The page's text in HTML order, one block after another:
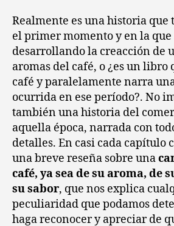
Realmente es una historia que
el primer momento y en la que
desarrollando la creacción de
aromas del café, o ¿es un libro
café y paralelamente narra
ocurrida en ese período?. No
también una historia del
aquella época, narrada con
detalles. En casi cada capítulo
una breve reseña sobre una
café, ya sea de su aroma, de
su sabor, que nos explica
peculiaridad que podamos
haga reconocer y apreciar de